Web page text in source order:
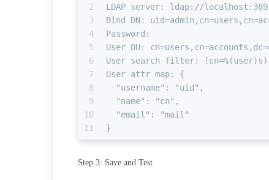
2
3
4
5
6
7
8
9
10
11
LDAP server: ldap://localhost:389
Bind DN:
Password:
User OU:
User search filter: (cn=%(user)s)
User attr map: {
  "username": "uid",
  "name": "cn",
  "email": "mail"
}
Step 3: Save and Test